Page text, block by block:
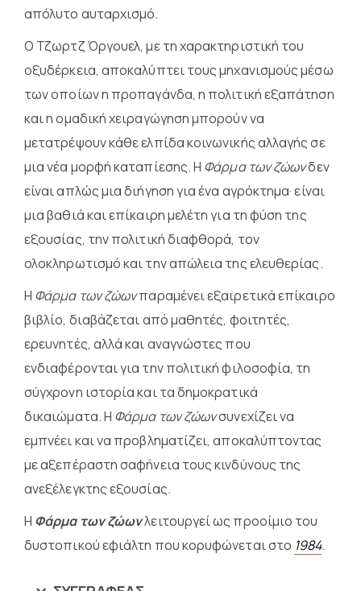
απόλυτο αυταρχισμό.
Ο Τζωρτζ Όργουελ, με τη χαρακτηριστική του
οξυδέρκεια, αποκαλύπτει τους μηχανισμούς μέσω
των οποίων η προπαγάνδα, η πολιτική εξαπάτηση
και η ομαδική χειραγώγηση μπορούν να
μετατρέψουν κάθε ελπίδα κοινωνικής αλλαγής σε
μια νέα μορφή καταπίεσης. Η Φάρμα των ζώωνδεν
είναι απλώς μια διήγηση για ένα αγρόκτημα· είναι
μια βαθιά και επίκαιρη μελέτη για τη φύση της
εξουσίας, την πολιτική διαφθορά, τον
ολοκληρωτισμό και την απώλεια της ελευθερίας.
Η Φάρμα των ζώωνπαραμένει εξαιρετικά επίκαιρο
βιβλίο, διαβάζεται από μαθητές, φοιτητές,
ερευνητές, αλλά και αναγνώστες που
ενδιαφέρονται για την πολιτική φιλοσοφία, τη
σύγχρονη ιστορία και τα δημοκρατικά
δικαιώματα. Η Φάρμα των ζώωνσυνεχίζει να
εμπνέει και να προβληματίζει, αποκαλύπτοντας
με αξεπέραστη σαφήνεια τους κινδύνους της
ανεξέλεγκτης εξουσίας.
Η Φάρμα των ζώωνλειτουργεί ως προοίμιο του
δυστοπικού εφιάλτη που κορυφώνεται στο 1984.